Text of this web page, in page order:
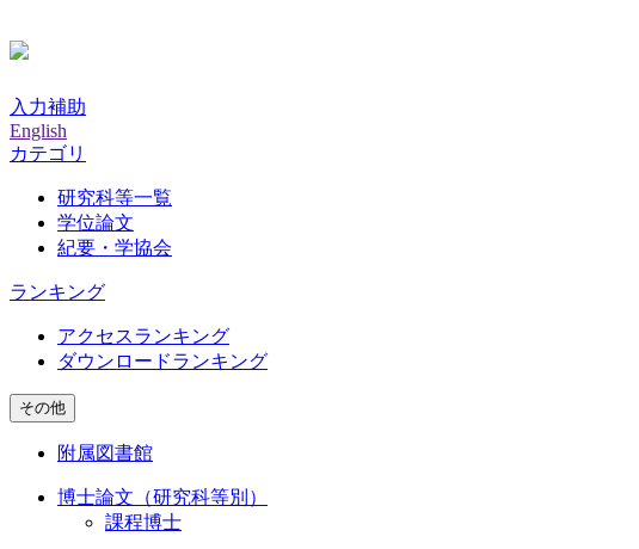
入力補助
English
カテゴリ
研究科等一覧
学位論文
紀要・学協会
ランキング
アクセスランキング
ダウンロードランキング
その他
附属図書館
博士論文（研究科等別）
課程博士